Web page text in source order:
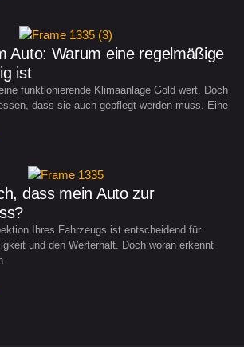
Auto: Warum eine regelmäßige
ist
funktionierende Klimaanlage Gold wert. Doch
dass sie auch gepflegt werden muss. Eine
dass mein Auto zur
Ihres Fahrzeugs ist entscheidend für
und den Werterhalt. Doch woran erkennt